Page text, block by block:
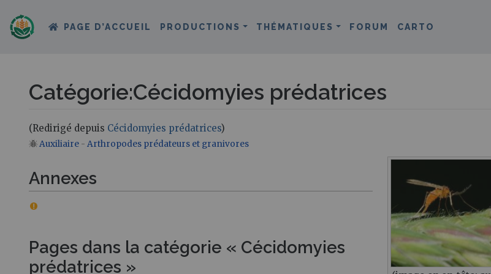
PAGE D’ACCUEIL PRODUCTIONS THÉMATIQUES FORUM CARTO
Catégorie:Cécidomyies prédatrices
(Redirigé depuis Cécidomyies prédatrices)
Aller à :navigation,rechercher
Auxiliaire - Arthropodes prédateurs et granivores
Annexes
Pages dans la catégorie « Cécidomyies
prédatrices »